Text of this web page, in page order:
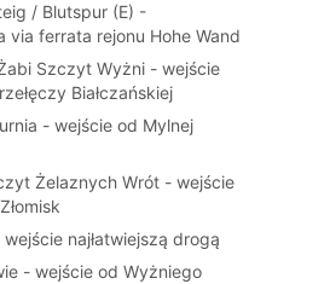
/ Blutspur (E) -
via ferrata rejonu Hohe Wand
Szczyt Wyżni - wejście
Białczańskiej
- wejście od Mylnej
Żelaznych Wrót - wejście
najłatwiejszą drogą
- wejście od Wyżniego